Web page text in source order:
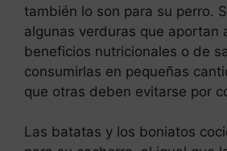
también lo son para su perro.
algunas verduras que aportan
beneficios nutricionales o de
consumirlas en pequeñas
que otras deben evitarse por
Las batatas y los boniatos